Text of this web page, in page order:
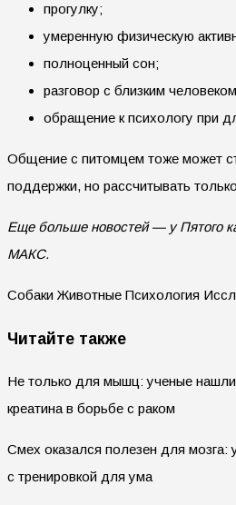
прогулку;
умеренную физическую
полноценный сон;
разговор с близким
обращение к психологу при
Общение с питомцем тоже может
поддержки, но рассчитывать
Еще больше новостей — у Пятого
МАКС.
Собаки Животные Психология
Читайте также
Не только для мышц: ученые
креатина в борьбе с раком
Смех оказался полезен для мозга:
с тренировкой для ума